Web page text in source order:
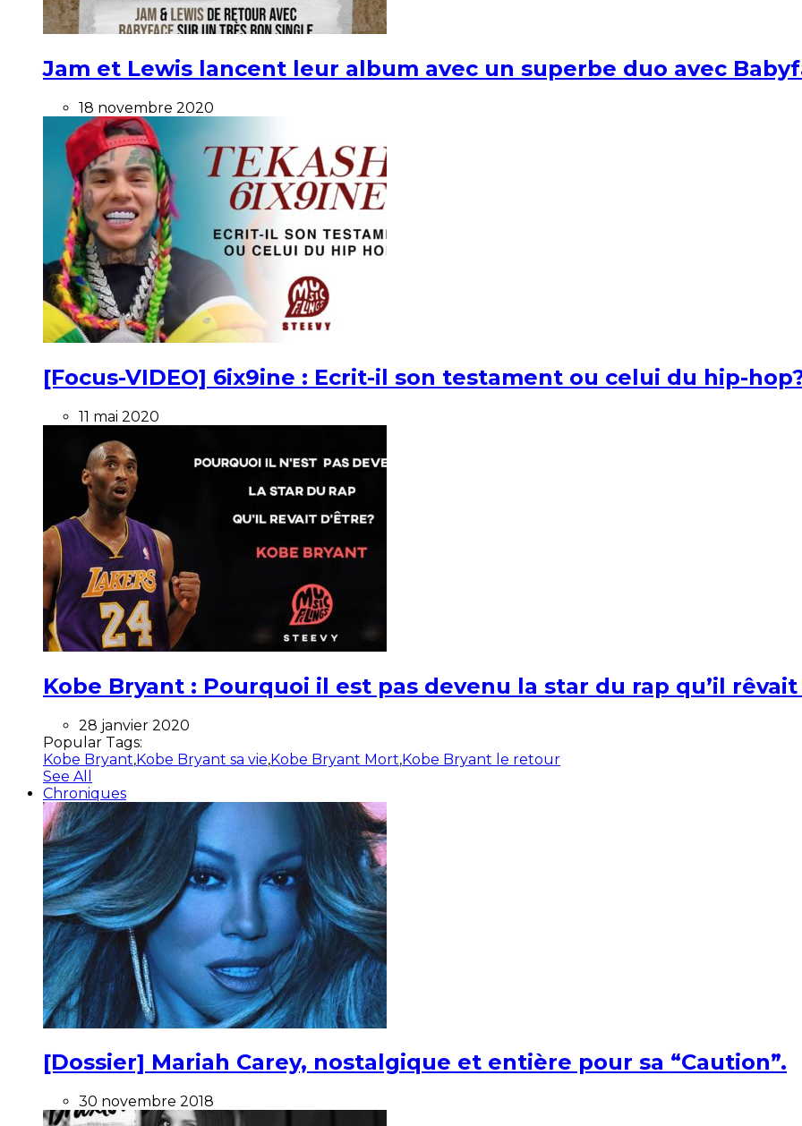
Jam et Lewis lancent leur album avec un superbe duo avec
18 novembre 2020
[Focus-VIDEO] 6ix9ine : Ecrit-il son testament ou celui du hip-
11 mai 2020
Kobe Bryant : Pourquoi il est pas devenu la star du rap qu’il rêvait
28 janvier 2020
Popular Tags:
Kobe Bryant,Kobe Bryant sa vie,Kobe Bryant Mort,Kobe Bryant le retour
See All
Chroniques
[Dossier] Mariah Carey, nostalgique et entière pour sa “Caution”.
30 novembre 2018